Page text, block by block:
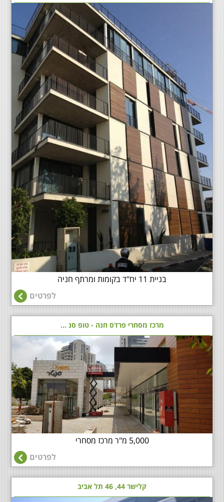
קלישר 44, 46 תל אביב
מרכז מסחרי פרדס חנה - טופ סנ ...
5,000 מ"ר מרכז מסחרי
לפרטים
בניית 11 יח"ד בקומות ומרתף חניה
לפרטים